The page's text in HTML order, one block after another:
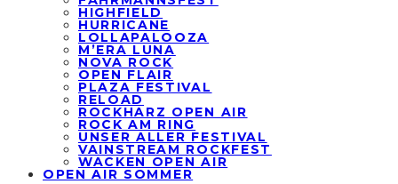
HIGHFIELD
HURRICANE
LOLLAPALOOZA
M’ERA LUNA
NOVA ROCK
OPEN FLAIR
PLAZA FESTIVAL
RELOAD
ROCKHARZ OPEN AIR
ROCK AM RING
UNSER ALLER FESTIVAL
VAINSTREAM ROCKFEST
WACKEN OPEN AIR
OPEN AIR SOMMER